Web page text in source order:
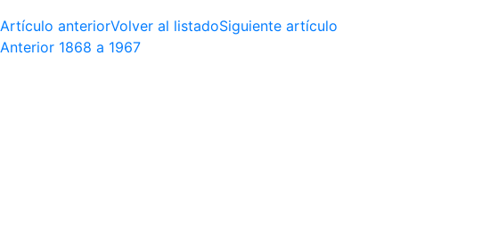
Artículo anteriorVolver al listadoSiguiente artículo
Anterior 1868 a 1967